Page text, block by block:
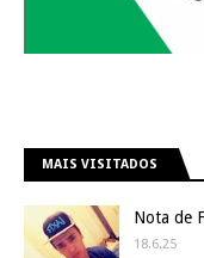
MAIS VISITADOS
Nota de
18.6.25